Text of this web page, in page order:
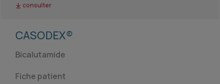
consulter
CASODEX®
Bicalutamide
Fiche patient